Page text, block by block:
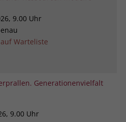
9.00 Uhr
Warteliste
Generationenvielfalt
9.00 Uhr